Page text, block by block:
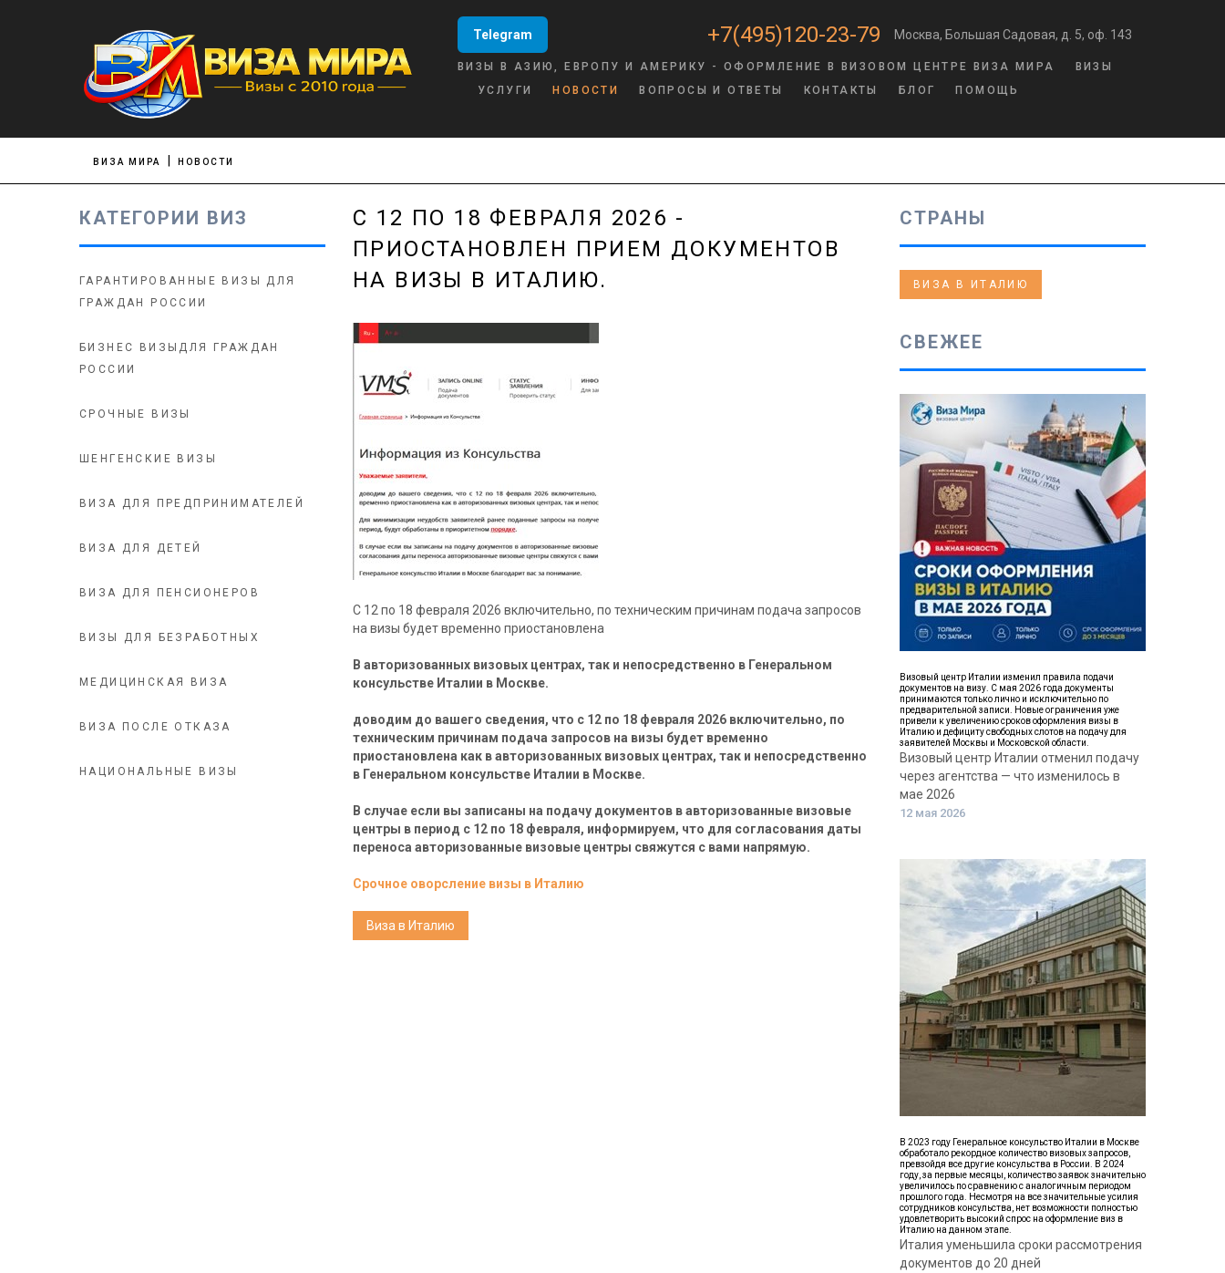
Москва, Большая Садовая, д. 5, оф. 143
+7(495)120-23-79
Telegram
ВИЗЫ В АЗИЮ, ЕВРОПУ И АМЕРИКУ - ОФОРМЛЕНИЕ В ВИЗОВОМ ЦЕНТРЕ ВИЗА МИРА
ВИЗЫ
УСЛУГИ
НОВОСТИ ВОПРОСЫ И ОТВЕТЫ КОНТАКТЫ БЛОГ ПОМОЩЬ
ВИЗА МИРА НОВОСТИ
С 12 ПО 18 ФЕВРАЛЯ 2026 -
ПРИОСТАНОВЛЕН ПРИЕМ ДОКУМЕНТОВ
НА ВИЗЫ В ИТАЛИЮ.
С 12 по 18 февраля 2026 включительно, по техническим причинам подача запросов
на визы будет временно приостановлена
В авторизованных визовых центрах, так и непосредственно в Генеральном
консульстве Италии в Москве.
доводим до вашего сведения, что с 12 по 18 февраля 2026 включительно, по
техническим причинам подача запросов на визы будет временно
приостановлена как в авторизованных визовых центрах, так и непосредственно
в Генеральном консульстве Италии в Москве.
В случае если вы записаны на подачу документов в авторизованные визовые
центры в период с 12 по 18 февраля, информируем, что для согласования даты
переноса авторизованные визовые центры свяжутся с вами напрямую.
Срочное оворсление визы в Италию
Виза в Италию
КАТЕГОРИИ ВИЗ
ГАРАНТИРОВАННЫЕ ВИЗЫ ДЛЯ
ГРАЖДАН РОССИИ
БИЗНЕС ВИЗЫДЛЯ ГРАЖДАН
РОССИИ
СРОЧНЫЕ ВИЗЫ
ШЕНГЕНСКИЕ ВИЗЫ
ВИЗА ДЛЯ ПРЕДПРИНИМАТЕЛЕЙ
ВИЗА ДЛЯ ДЕТЕЙ
ВИЗА ДЛЯ ПЕНСИОНЕРОВ
ВИЗЫ ДЛЯ БЕЗРАБОТНЫХ
МЕДИЦИНСКАЯ ВИЗА
ВИЗА ПОСЛЕ ОТКАЗА
НАЦИОНАЛЬНЫЕ ВИЗЫ
СТРАНЫ
ВИЗА В ИТАЛИЮ
СВЕЖЕЕ
Визовый центр Италии изменил правила подачи
документов на визу. С мая 2026 года документы
принимаются только лично и исключительно по
предварительной записи. Новые ограничения уже
привели к увеличению сроков оформления визы в
Италию и дефициту свободных слотов на подачу для
заявителей Москвы и Московской области.
Визовый центр Италии отменил подачу
через агентства — что изменилось в
мае 2026
12 мая 2026
В 2023 году Генеральное консульство Италии в Москве
обработало рекордное количество визовых запросов,
превзойдя все другие консульства в России. В 2024
году, за первые месяцы, количество заявок значительно
увеличилось по сравнению с аналогичным периодом
прошлого года. Несмотря на все значительные усилия
сотрудников консульства, нет возможности полностью
удовлетворить высокий спрос на оформление виз в
Италию на данном этапе.
Италия уменьшила сроки рассмотрения
документов до 20 дней